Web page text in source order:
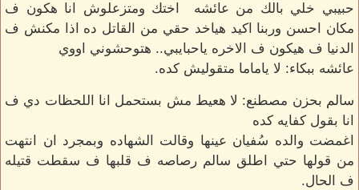
حبيبي خلي بالك من عائشه اختك ومتزعلوش انا هكون ف
مكان احسن وربنا اكيد هياخد حقي من القاتل ده اذا مكنش ف
الدنيا ف هيكون ف الاخره ياحبايبي.. هتوحشوني اووي
عائشه ببكاء: لا ياماما متقوليش كده.
سالم بحزن مصطنع: لا هعيط مش بستحمل انا اللحظات دي ف
انا بقول كفايه كده
اغمضت والده سُفيان عينها وقالت الشهاده وبمجرد ان انتهت
من قولها حتي اطلق سالم رصاصه ف قلبها ف سقطت قتيله
ف الحال.